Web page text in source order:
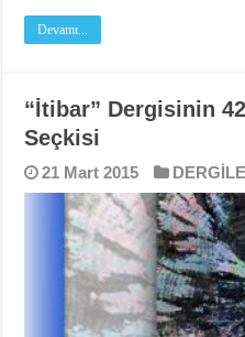
Devamı...
“İtibar” Dergisinin
Seçkisi
21 Mart 2015